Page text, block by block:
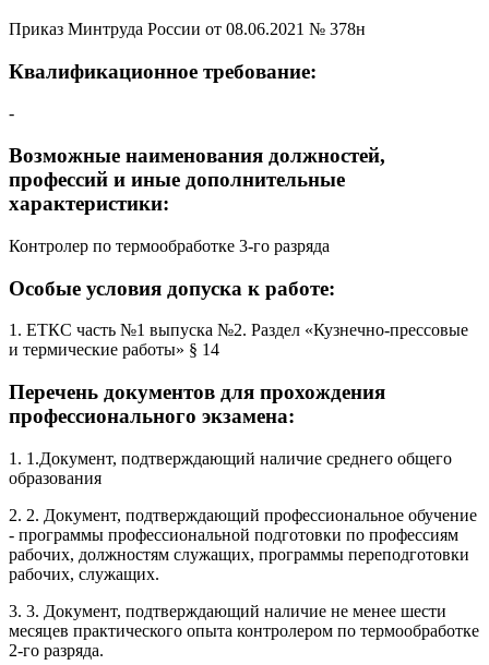
Приказ Минтруда России от 08.06.2021 № 378н
Квалификационное требование:
-
Возможные наименования должностей,
профессий и иные дополнительные
характеристики:
Контролер по термообработке 3-го разряда
Особые условия допуска к работе:
1. ЕТКС часть №1 выпуска №2. Раздел «Кузнечно-прессовые
и термические работы» § 14
Перечень документов для прохождения
профессионального экзамена:
1. 1.Документ, подтверждающий наличие среднего общего
образования
2. 2. Документ, подтверждающий профессиональное обучение
- программы профессиональной подготовки по профессиям
рабочих, должностям служащих, программы переподготовки
рабочих, служащих.
3. 3. Документ, подтверждающий наличие не менее шести
месяцев практического опыта контролером по термообработке
2-го разряда.